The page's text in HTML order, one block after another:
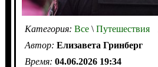
Категория: Все\Путешествия
Автор: Елизавета Гринберг
Время: 04.06.2026 19:34